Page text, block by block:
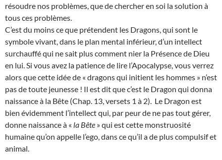
résoudre nos problèmes, que de chercher en soi la solution à
tous ces problèmes.
C’est du moins ce que prétendent les Dragons, qui sont le
symbole vivant, dans le plan mental inférieur, d’un intellect
surchauffé qui ne sait plus comment nier la Présence de Dieu
en lui. Si vous avez la patience de lire l’Apocalypse, vous verrez
alors que cette idée de « dragons qui initient les hommes » n’est
pas de toute jeunesse ! Il est dit que c’est le Dragon qui donna
naissance à la Bête (Chap. 13, versets 1 à 2). Le Dragon est
bien évidemment l’intellect qui, par peur de ne pas tout gérer,
donne naissance à « la Bête » qui est cette monstruosité
humaine qu’on appelle l’ego, dans ce qu’il a de plus compulsif et
animal.